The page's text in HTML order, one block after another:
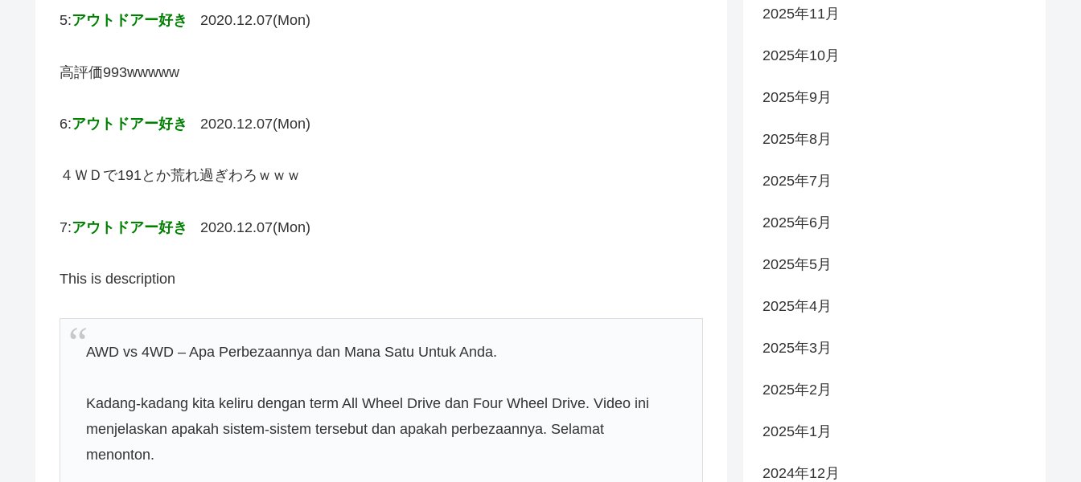
5:アウトドアー好き 2020.12.07(Mon)
高評価993wwwww
6:アウトドアー好き 2020.12.07(Mon)
４ＷＤで191とか荒れ過ぎわろｗｗｗ
7:アウトドアー好き 2020.12.07(Mon)
This is description
AWD vs 4WD – Apa Perbezaannya dan Mana Satu Untuk Anda.
Kadang-kadang kita keliru dengan term All Wheel Drive dan Four Wheel Drive. Video ini
menjelaskan apakah sistem-sistem tersebut dan apakah perbezaannya. Selamat
menonton.
2025年11月
2025年10月
2025年9月
2025年8月
2025年7月
2025年6月
2025年5月
2025年4月
2025年3月
2025年2月
2025年1月
2024年12月